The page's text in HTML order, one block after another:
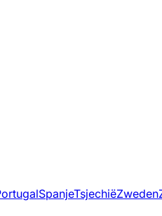
SpanjeTsjechiëZweden